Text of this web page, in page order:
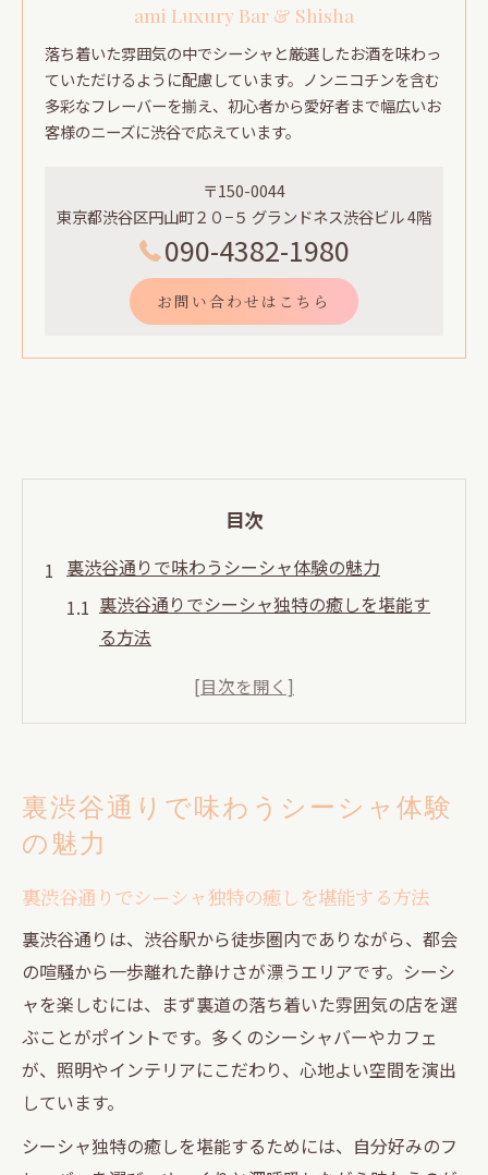
ami Luxury Bar & Shisha
落ち着いた雰囲気の中でシーシャと厳選したお酒を味わっ
ていただけるように配慮しています。ノンニコチンを含む
多彩なフレーバーを揃え、初心者から愛好者まで幅広いお
客様のニーズに渋谷で応えています。
〒150-0044
東京都渋谷区円山町２０−５ グランドネス渋谷ビル 4階
090-4382-1980
お問い合わせはこちら
目次
裏渋谷通りで味わうシーシャ体験の魅力
裏渋谷通りでシーシャ独特の癒しを堪能す
る方法
渋谷シーシャの魅力と裏道散策の楽しみ方
紹介
渋谷駅周辺・裏道で出会う心落ち着くシーシャ
渋谷駅近くの裏道シーシャスポット選び方
ひとりでも楽しめる渋谷シーシャの過ごし
方
シーシャで叶う心落ち着く裏道のリラック
ス空間
裏道で出会うシーシャの隠れ家雰囲気を体
感
渋谷駅周辺でシーシャ初心者におすすめの
裏渋谷通りで味わうシーシャ体験
の魅力
裏渋谷通りでシーシャ独特の癒しを堪能する方法
裏渋谷通りは、渋谷駅から徒歩圏内でありながら、都会
の喧騒から一歩離れた静けさが漂うエリアです。シーシ
ャを楽しむには、まず裏道の落ち着いた雰囲気の店を選
ぶことがポイントです。多くのシーシャバーやカフェ
が、照明やインテリアにこだわり、心地よい空間を演出
しています。
シーシャ独特の癒しを堪能するためには、自分好みのフ